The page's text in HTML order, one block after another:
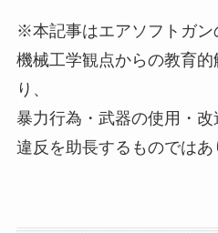
※本記事はエアソフトガン
機械工学観点からの教育
り、
暴力行為・武器の使用・
違反を助長するものではあ